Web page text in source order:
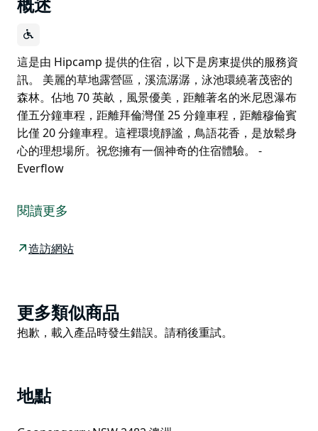
概述
這是由 Hipcamp 提供的住宿，以下是房東提供的服務資
訊。 美麗的草地露營區，溪流潺潺，泳池環繞著茂密的
森林。佔地 70 英畝，風景優美，距離著名的米尼恩瀑布
僅五分鐘車程，距離拜倫灣僅 25 分鐘車程，距離穆倫賓
比僅 20 分鐘車程。這裡環境靜謐，鳥語花香，是放鬆身
心的理想場所。祝您擁有一個神奇的住宿體驗。 -
Everflow
訊。
佔地 70 英畝，風景優美，距離著名的米尼恩瀑布僅五分
場所。祝您擁有一個神奇的住宿體驗。 - Everflow
閱讀更多
造訪網站
Product
List
更多類似商品
Product
抱歉，載入產品時發生錯誤。請稍後重試。
地點